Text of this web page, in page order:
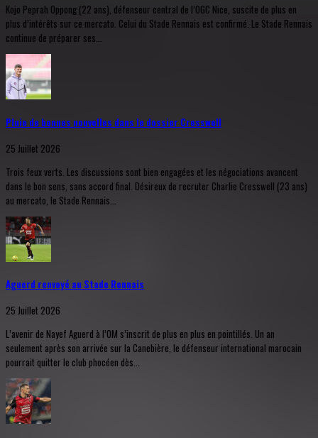
Kojo Peprah Oppong (22 ans), défenseur central de l’OGC Nice, suscite de plus en
plus d’intérêts sur ce mercato. Celui du Stade Rennais est confirmé. Le Stade Rennais
continue de préparer ses...
Pluie de bonnes nouvelles dans le dossier Cresswell
25 Juillet 2026
Trois feux verts. Les discussions sont bien engagées et les négociations avancent
dans le bon sens, sans accord final. Désireux de recruter Charlie Cresswell (23 ans)
au mercato, le Stade Rennais...
Aguerd renvoyé au Stade Rennais
25 Juillet 2026
L’avenir de Nayef Aguerd à l’OM s’inscrit de plus en plus en pointillés. Un an
seulement après son arrivée sur la Canebière, le défenseur international marocain
pourrait quitter le club phocéen dès...